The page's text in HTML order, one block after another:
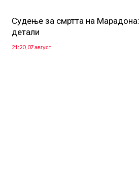
Судење за смртта на
детали
21:20, 07 август